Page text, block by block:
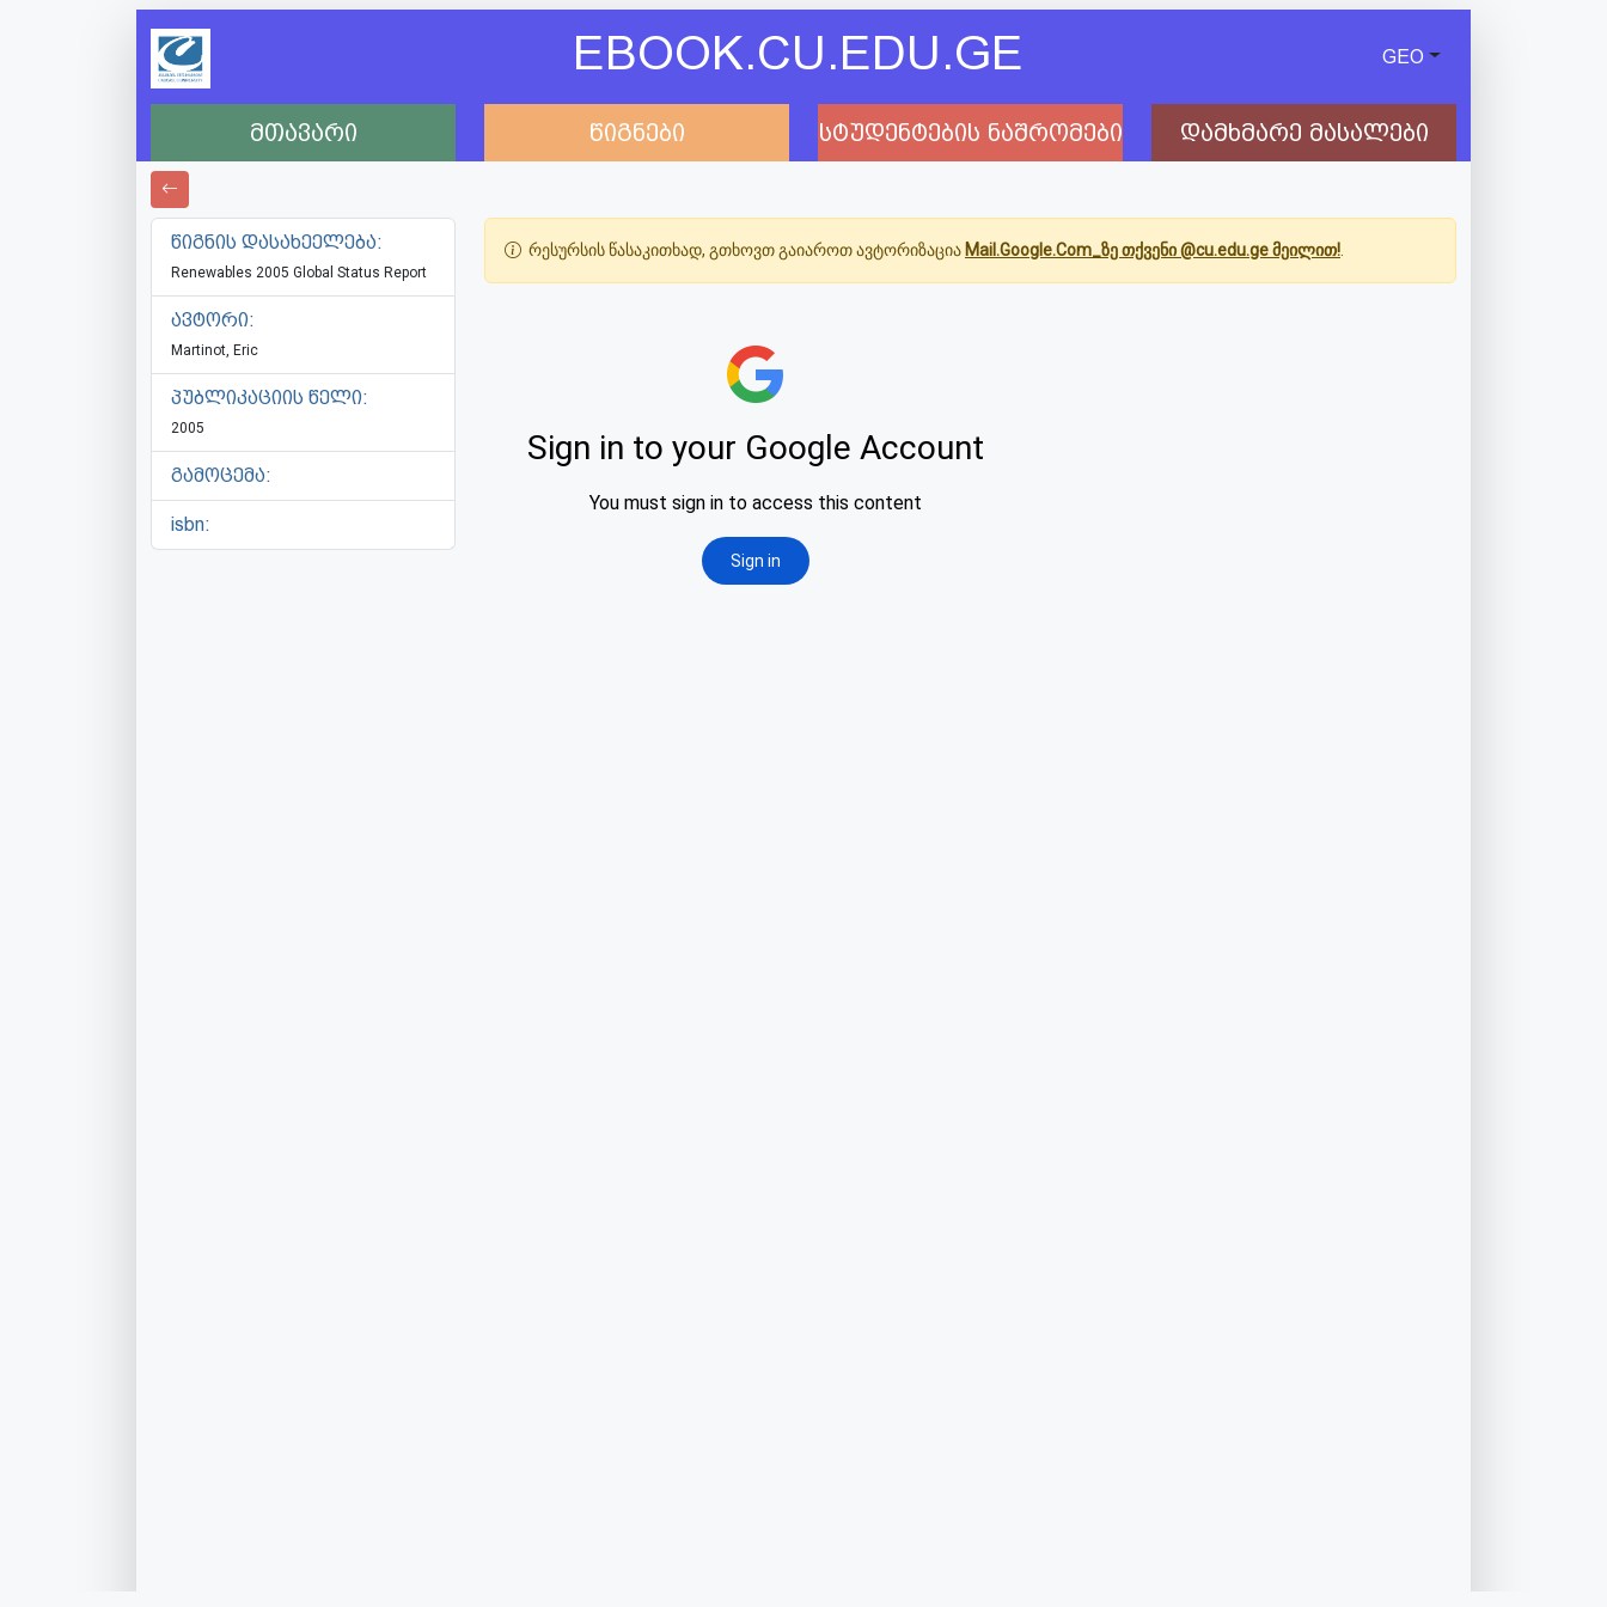
EBOOK.CU.EDU.GE GEO
მთავარი წიგნები სტუდენტების ნაშრომები დამხმარე მასალები
წიგნის დასახეელება:
Renewables 2005 Global Status Report
ავტორი:
Martinot, Eric
პუბლიკაციის წელი:
2005
გამოცემა:
isbn:
რესურსის წასაკითხად, გთხოვთ გაიაროთ ავტორიზაცია Mail.Google.Com_ზე თქვენი @cu.edu.ge მეილით!